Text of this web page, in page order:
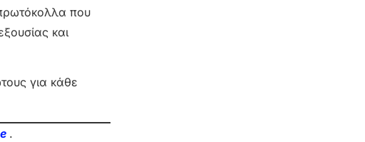
που
και
για κάθε
.